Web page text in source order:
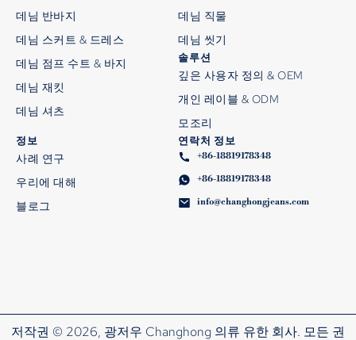
데님 반바지
데님 스커트 & 드레스
데님 점프 수트 & 바지
데님 재킷
데님 셔츠
데님 직물
데님 씻기
솔루션
깊은 사용자 정의 & OEM
개인 레이블 & ODM
모조리
정보
사례 연구
우리에 대해
블로그
연락처 정보
+86-18819178348
+86-18819178348
info@changhongjeans.com
저작권 © 2026, 광저우 Changhong 의류 유한 회사. 모든 권